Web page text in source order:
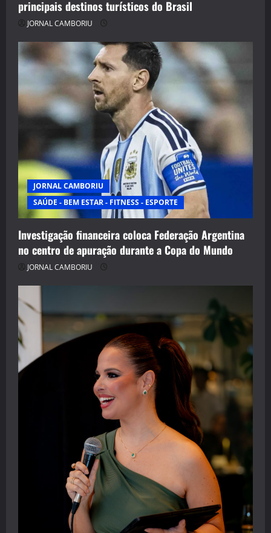
principais destinos turísticos do Brasil
JORNAL CAMBORIU
JORNAL CAMBORIU
SAÚDE - BEM ESTAR - FITNESS - ESPORTE
Investigação financeira coloca Federação Argentina
no centro de apuração durante a Copa do Mundo
JORNAL CAMBORIU